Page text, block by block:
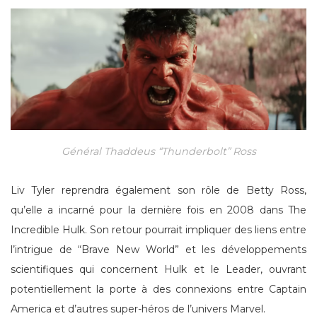
Général Thaddeus “Thunderbolt” Ross
Liv Tyler reprendra également son rôle de Betty Ross,
qu’elle a incarné pour la dernière fois en 2008 dans The
Incredible Hulk. Son retour pourrait impliquer des liens entre
l’intrigue de “Brave New World” et les développements
scientifiques qui concernent Hulk et le Leader, ouvrant
potentiellement la porte à des connexions entre Captain
America et d’autres super-héros de l’univers Marvel.